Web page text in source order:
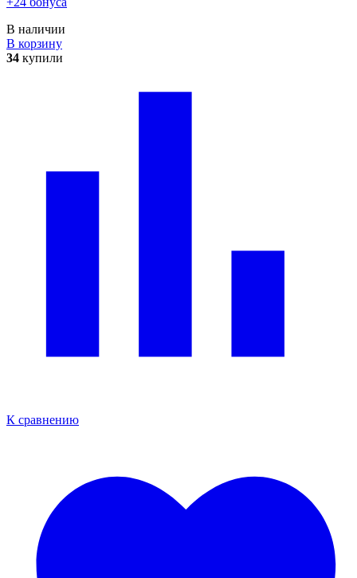
В наличии
В корзину
34 купили
К сравнению